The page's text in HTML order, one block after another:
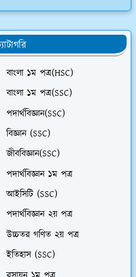
বাংলা ১ম পত্র(HSC)
বাংলা ১ম পত্র(SSC)
পদার্থবিজ্ঞান(SSC)
বিজ্ঞান (SSC)
জীববিজ্ঞান(SSC)
পদার্থবিজ্ঞান ১ম পত্র
আইসিটি (SSC)
পদার্থবিজ্ঞান ২য় পত্র
উচ্চতর গণিত ২য় পত্র
ইতিহাস (SSC)